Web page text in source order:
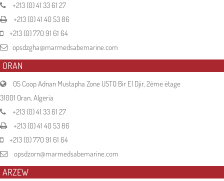
+213 (0) 41 33 61 27
+213 (0) 41 40 53 86
+213 (0) 770 91 61 64
opsdzgha@marmedsabemarine.com
ORAN
05 Coop Adnan Mustapha Zone USTO Bir El Djir, 2ème étage
31001 Oran, Algeria
+213 (0) 41 33 61 27
+213 (0) 41 40 53 86
+213 (0) 770 91 61 64
opsdzorn@marmedsabemarine.com
ARZEW